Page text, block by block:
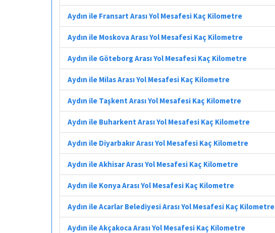
Aydın ile Fransart Arası Yol Mesafesi Kaç Kilometre
Aydın ile Moskova Arası Yol Mesafesi Kaç Kilometre
Aydın ile Göteborg Arası Yol Mesafesi Kaç Kilometre
Aydın ile Milas Arası Yol Mesafesi Kaç Kilometre
Aydın ile Taşkent Arası Yol Mesafesi Kaç Kilometre
Aydın ile Buharkent Arası Yol Mesafesi Kaç Kilometre
Aydın ile Diyarbakır Arası Yol Mesafesi Kaç Kilometre
Aydın ile Akhisar Arası Yol Mesafesi Kaç Kilometre
Aydın ile Konya Arası Yol Mesafesi Kaç Kilometre
Aydın ile Acarlar Belediyesi Arası Yol Mesafesi Kaç Kilometre
Aydın ile Akçakoca Arası Yol Mesafesi Kaç Kilometre